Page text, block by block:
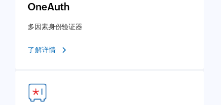
OneAuth
多因素身份验证器
了解详情